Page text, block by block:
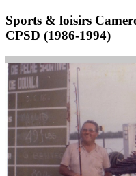
Sports & loisirs
CPSD (1986-1994)